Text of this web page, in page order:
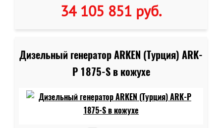
34 105 851 руб.
Дизельный генератор ARKEN (Турция) ARK-
P 1875-S в кожухе